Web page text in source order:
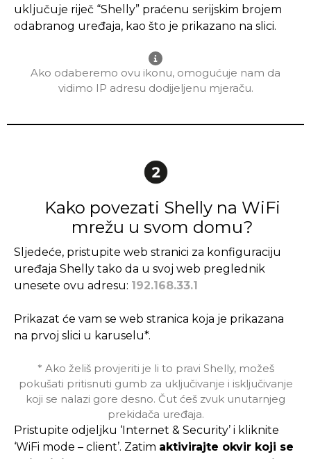
uključuje riječ “Shelly” praćenu serijskim brojem
odabranog uređaja, kao što je prikazano na slici.
Ako odaberemo ovu ikonu, omogućuje nam da
vidimo IP adresu dodijeljenu mjeraču.
Kako povezati Shelly na WiFi
mrežu u svom domu?
Sljedeće, pristupite web stranici za konfiguraciju
uređaja Shelly tako da u svoj web preglednik
unesete ovu adresu: 192.168.33.1
Prikazat će vam se web stranica koja je prikazana
na prvoj slici u karuselu*.
* Ako želiš provjeriti je li to pravi Shelly, možeš
pokušati pritisnuti gumb za uključivanje i isključivanje
koji se nalazi gore desno. Čut ćeš zvuk unutarnjeg
prekidača uređaja.
Pristupite odjeljku ‘Internet & Security’ i kliknite
‘WiFi mode – client’. Zatim aktivirajte okvir koji se